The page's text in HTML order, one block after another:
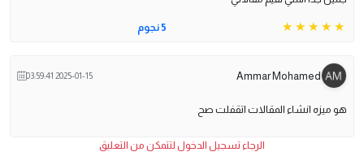
5 نجوم
Ammar Mohamed
2025-01-15 03:59:41
هو ميزه انشاء المقالات اتقفلت صح
الرجاء تسجيل الدخول لتتمكن من التعليق